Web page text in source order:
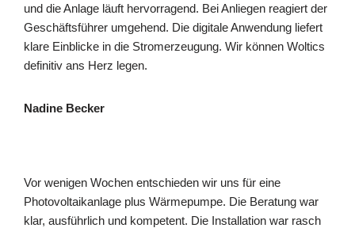
und die Anlage läuft hervorragend. Bei Anliegen reagiert der
Geschäftsführer umgehend. Die digitale Anwendung liefert
klare Einblicke in die Stromerzeugung. Wir können Woltics
definitiv ans Herz legen.
Nadine Becker
Vor wenigen Wochen entschieden wir uns für eine
Photovoltaikanlage plus Wärmepumpe. Die Beratung war
klar, ausführlich und kompetent. Die Installation war rasch